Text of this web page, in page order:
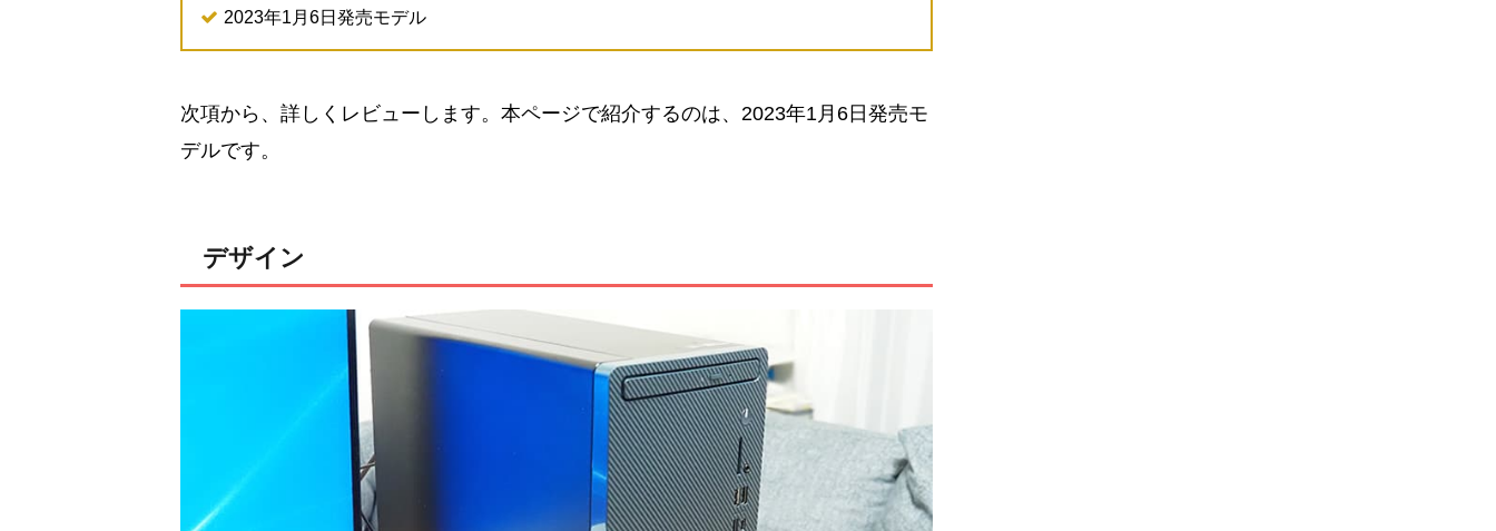
2023年1月6日発売モデル
次項から、詳しくレビューします。本ページで紹介するのは、2023年1月6日発売モ
デルです。
デザイン